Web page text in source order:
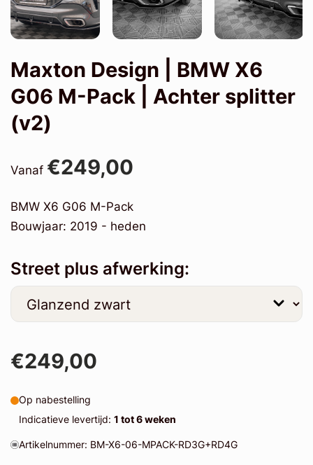
Maxton Design | BMW X6
G06 M-Pack | Achter splitter
(v2)
Vanaf €249,00
BMW X6 G06 M-Pack
Bouwjaar: 2019 - heden
Street plus afwerking:
€249,00
Op nabestelling
Indicatieve levertijd: 1 tot 6 weken
Artikelnummer: BM-X6-06-MPACK-RD3G+RD4G